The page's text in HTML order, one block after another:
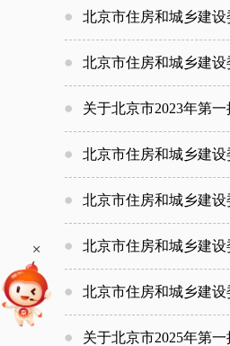
北京市住房和城乡建
北京市住房和城乡建
关于北京市2023年第
北京市住房和城乡建
北京市住房和城乡建
北京市住房和城乡建
北京市住房和城乡建
关于北京市2025年第
+